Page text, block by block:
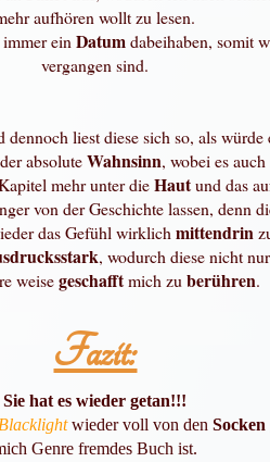
aufhören wollt zu lesen.
einDatumdabeihaben, somit
vergangensind.
dennoch liest diese sich so, als würde
absoluteWahnsinn, wobei es
mehr unter dieHautund das
von der Geschichte lassen, denn
das Gefühl wirklichmittendrin
, wodurch diese nicht
weisegeschafftmich zuberühren.
Fazit:
Sie hat es wieder getan!!!
Blacklightwieder voll von den
Genre fremdes Buch ist.